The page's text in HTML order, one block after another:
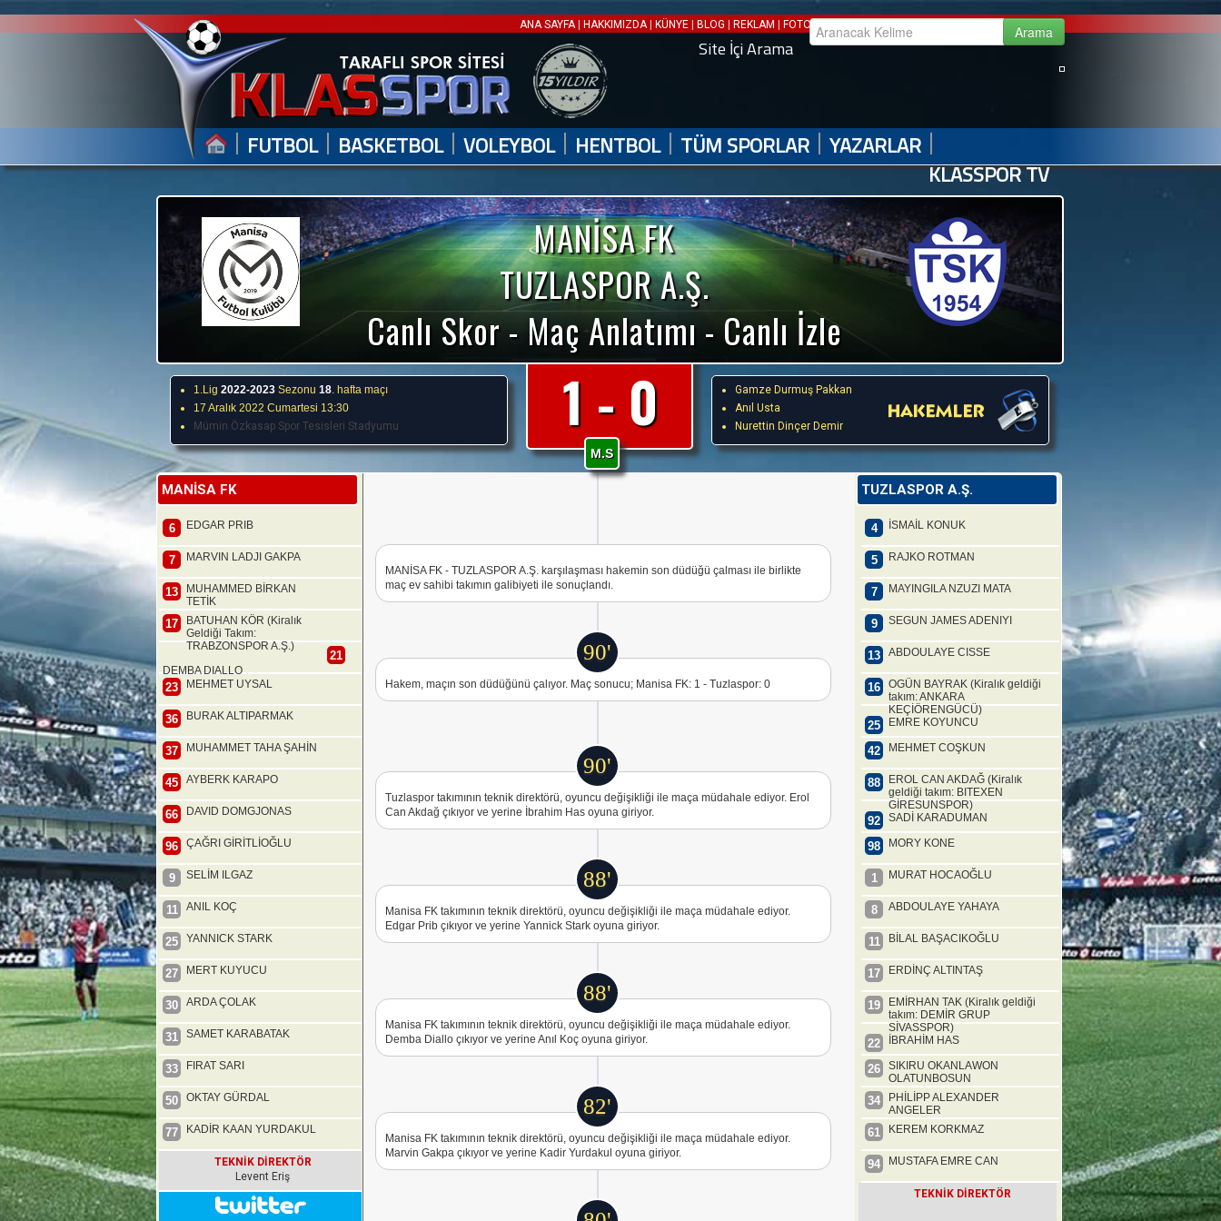
ANA SAYFA| HAKKIMIZDA| KÜNYE | BLOG | REKLAM | FOTO GALERİ VİDEO GALERİ HABER ARŞİVİ |İLETİŞİM |
Site İçi Arama
| FUTBOL | BASKETBOL | VOLEYBOL | HENTBOL | TÜM SPORLAR | YAZARLAR |
KLASSPOR TV
MANİSA FK
TUZLASPOR A.Ş.
Canlı Skor - Maç Anlatımı - Canlı İzle
1.Lig 2022-2023 Sezonu 18. hafta maçı
17 Aralık 2022 Cumartesi 13:30
Mümin Özkasap Spor Tesisleri Stadyumu
1 - 0
Gamze Durmuş Pakkan
Anıl Usta
Nurettin Dinçer Demir
MANİSA FK
6 EDGAR PRIB
7 MARVIN LADJI GAKPA
13
MUHAMMED BİRKAN
TETİK
17
BATUHAN KÖR (Kiralık
Geldiği Takım:
TRABZONSPOR A.Ş.)
21
DEMBA DIALLO
23 MEHMET UYSAL
36 BURAK ALTIPARMAK
37 MUHAMMET TAHA ŞAHİN
45 AYBERK KARAPO
66 DAVID DOMGJONAS
96 ÇAĞRI GİRİTLİOĞLU
9 SELİM ILGAZ
11 ANIL KOÇ
25 YANNICK STARK
27 MERT KUYUCU
30 ARDA ÇOLAK
31 SAMET KARABATAK
33 FIRAT SARI
50 OKTAY GÜRDAL
77 KADİR KAAN YURDAKUL
TEKNİK DİREKTÖR
Levent Eriş
M.S
MANİSA FK - TUZLASPOR A.Ş. karşılaşması hakemin son düdüğü çalması ile birlikte
maç ev sahibi takımın galibiyeti ile sonuçlandı.
90'
Hakem, maçın son düdüğünü çalıyor. Maç sonucu; Manisa FK: 1 - Tuzlaspor: 0
90'
Tuzlaspor takımının teknik direktörü, oyuncu değişikliği ile maça müdahale ediyor. Erol
Can Akdağ çıkıyor ve yerine İbrahim Has oyuna giriyor.
88'
Manisa FK takımının teknik direktörü, oyuncu değişikliği ile maça müdahale ediyor.
Edgar Prib çıkıyor ve yerine Yannick Stark oyuna giriyor.
88'
Manisa FK takımının teknik direktörü, oyuncu değişikliği ile maça müdahale ediyor.
Demba Diallo çıkıyor ve yerine Anıl Koç oyuna giriyor.
82'
Manisa FK takımının teknik direktörü, oyuncu değişikliği ile maça müdahale ediyor.
Marvin Gakpa çıkıyor ve yerine Kadir Yurdakul oyuna giriyor.
TUZLASPOR A.Ş.
4 İSMAİL KONUK
5 RAJKO ROTMAN
7 MAYINGILA NZUZI MATA
9 SEGUN JAMES ADENIYI
13 ABDOULAYE CISSE
16
OGÜN BAYRAK (Kiralık geldiği
takım: ANKARA
KEÇİÖRENGÜCÜ)
25 EMRE KOYUNCU
42 MEHMET COŞKUN
88
EROL CAN AKDAĞ (Kiralık
geldiği takım: BITEXEN
GİRESUNSPOR)
92 SADİ KARADUMAN
98 MORY KONE
1 MURAT HOCAOĞLU
8 ABDOULAYE YAHAYA
11 BİLAL BAŞACIKOĞLU
17 ERDİNÇ ALTINTAŞ
19
EMİRHAN TAK (Kiralık geldiği
takım: DEMİR GRUP
SİVASSPOR)
22 İBRAHİM HAS
26
SIKIRU OKANLAWON
OLATUNBOSUN
34
PHİLİPP ALEXANDER
ANGELER
61 KEREM KORKMAZ
94 MUSTAFA EMRE CAN
TEKNİK DİREKTÖR